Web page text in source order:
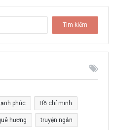
m
k
h
o
:
phúc Hồ chí minh
hương truyện ngắn